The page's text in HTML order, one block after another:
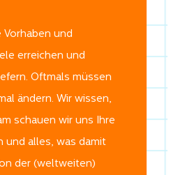
Vorhaben und
erreichen und
Oftmals müssen
ändern. Wir wissen,
schauen wir uns Ihre
und alles, was damit
der (weltweiten)